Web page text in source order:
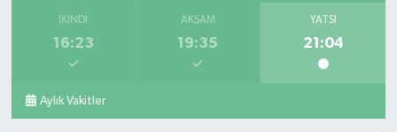
İKINDI
16:23
AKŞAM
19:35
YATSI
21:04
Aylık Vakitler